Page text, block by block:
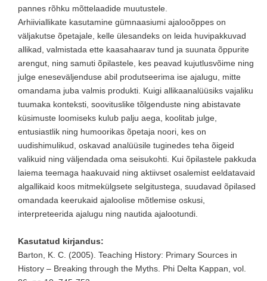
pannes rõhku mõttelaadide muutustele.
Arhiiviallikate kasutamine gümnaasiumi ajalooõppes on
väljakutse õpetajale, kelle ülesandeks on leida huvipakkuvad
allikad, valmistada ette kaasahaarav tund ja suunata õppurite
arengut, ning samuti õpilastele, kes peavad kujutlusvõime ning
julge eneseväljenduse abil produtseerima ise ajalugu, mitte
omandama juba valmis produkti. Kuigi allikaanalüüsiks vajaliku
tuumaka konteksti, soovituslike tõlgenduste ning abistavate
küsimuste loomiseks kulub palju aega, koolitab julge,
entusiastlik ning humoorikas õpetaja noori, kes on
uudishimulikud, oskavad analüüsile tuginedes teha õigeid
valikuid ning väljendada oma seisukohti. Kui õpilastele pakkuda
laiema teemaga haakuvaid ning aktiivset osalemist eeldatavaid
algallikaid koos mitmekülgsete selgitustega, suudavad õpilased
omandada keerukaid ajaloolise mõtlemise oskusi,
interpreteerida ajalugu ning nautida ajalootundi.
Kasutatud kirjandus:
Barton, K. C. (2005). Teaching History: Primary Sources in
History – Breaking through the Myths. Phi Delta Kappan, vol.